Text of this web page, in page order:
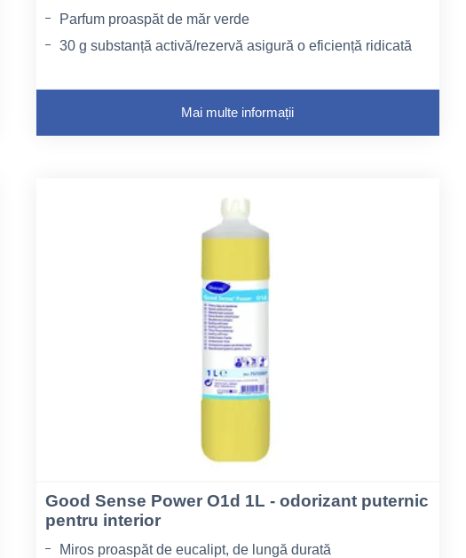
Parfum proaspăt de măr verde
30 g substanță activă/rezervă asigură o eficiență ridicată
Dozator discret, fără baterii
Mai multe informații
Good Sense Power O1d 1L - odorizant puternic
pentru interior
Miros proaspăt de eucalipt, de lungă durată